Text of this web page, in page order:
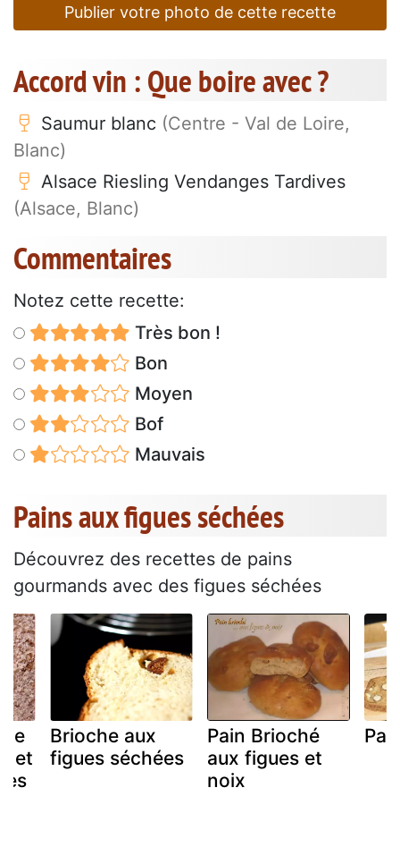
Publier votre photo de cette recette
Accord vin : Que boire avec ?
Saumur blanc (Centre - Val de Loire,
Blanc)
Alsace Riesling Vendanges Tardives
(Alsace, Blanc)
Commentaires
Notez cette recette:
Très bon !
Bon
Moyen
Bof
Mauvais
Pains aux figues séchées
Découvrez des recettes de pains
gourmands avec des figues séchées
et
Brioche aux
figues séchées
Pain Brioché
aux figues et
noix